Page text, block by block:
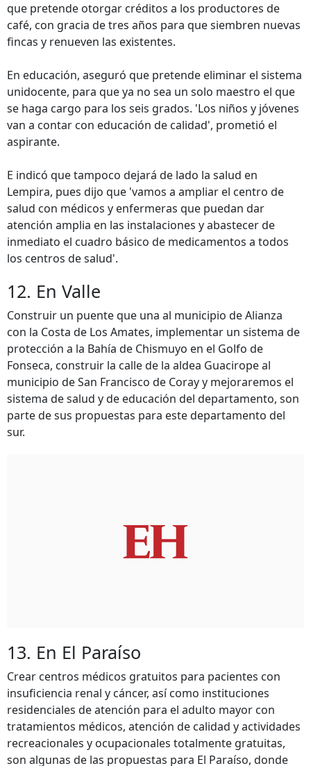
que pretende otorgar créditos a los productores de
café, con gracia de tres años para que siembren nuevas
fincas y renueven las existentes.
En educación, aseguró que pretende eliminar el sistema
unidocente, para que ya no sea un solo maestro el que
se haga cargo para los seis grados. 'Los niños y jóvenes
van a contar con educación de calidad', prometió el
aspirante.
E indicó que tampoco dejará de lado la salud en
Lempira, pues dijo que 'vamos a ampliar el centro de
salud con médicos y enfermeras que puedan dar
atención amplia en las instalaciones y abastecer de
inmediato el cuadro básico de medicamentos a todos
los centros de salud'.
12. En Valle
Construir un puente que una al municipio de Alianza
con la Costa de Los Amates, implementar un sistema de
protección a la Bahía de Chismuyo en el Golfo de
Fonseca, construir la calle de la aldea Guacirope al
municipio de San Francisco de Coray y mejoraremos el
sistema de salud y de educación del departamento, son
parte de sus propuestas para este departamento del
sur.
13. En El Paraíso
Crear centros médicos gratuitos para pacientes con
insuficiencia renal y cáncer, así como instituciones
residenciales de atención para el adulto mayor con
tratamientos médicos, atención de calidad y actividades
recreacionales y ocupacionales totalmente gratuitas,
son algunas de las propuestas para El Paraíso, donde